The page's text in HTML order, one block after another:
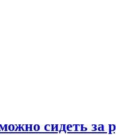
сидеть за